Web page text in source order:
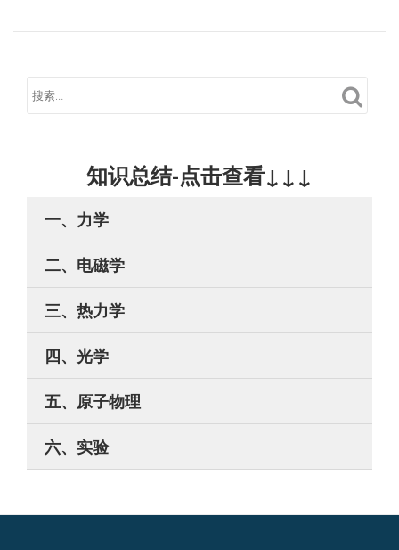
知识总结-点击查看↓↓↓
一、力学
二、电磁学
三、热力学
四、光学
五、原子物理
六、实验